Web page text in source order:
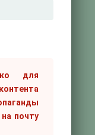
для
почту